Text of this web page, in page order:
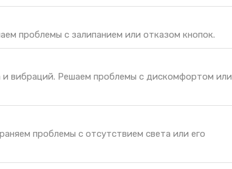
проблемы с залипанием или отказом кнопок.
и вибраций. Решаем проблемы с дискомфортом или
проблемы с отсутствием света или его